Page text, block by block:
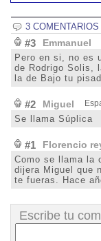
3 COMENTARIOS
#3 Emmanuel
Pero en si, no es
de Rodrigo Solis,
la de Bajo tu
#2 Miguel
Se llama Súplica
#1 Florencio
Como se llama la
dijera Miguel que
te fueras. Hace
Escribe tu